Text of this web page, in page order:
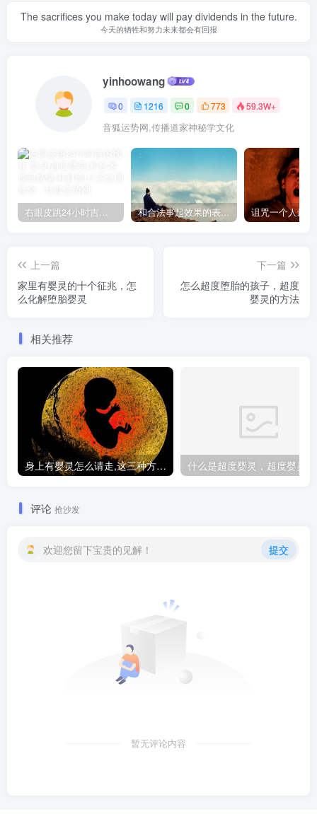
The sacrifices you make today will pay dividends in the future.
今天的牺牲和努力未来都会有回报
yinhoowang
0 1216 0 773 59.3W+
音狐运势网,传播道家神秘学文化
右眼皮跳24小时吉凶预兆 和合法事起效果的表现，出现这些就要留意了
上一篇
家里有婴灵的十个征兆，怎
么化解堕胎婴灵
下一篇
怎么超度堕胎的孩子，超度
婴灵的方法
相关推荐
身上有婴灵怎么请走,这三种方法让你摆脱纠缠
评论 抢沙发
欢迎您留下宝贵的见解！ 提交
暂无评论内容